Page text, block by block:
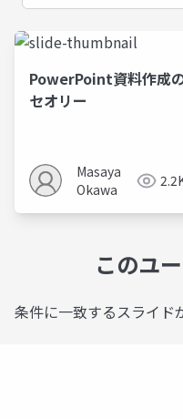
PowerPoint資料作成
セオリー
Masaya
Okawa
このユ
条件に一致するスライド